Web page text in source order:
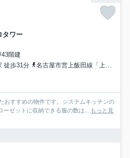
タワー
階建
徒歩31分
名古屋市営上飯田線「上飯田」駅 徒歩31分
おすすめの物件です。システムキッチンの
ーゼットに収納できる服の数は... もっと見